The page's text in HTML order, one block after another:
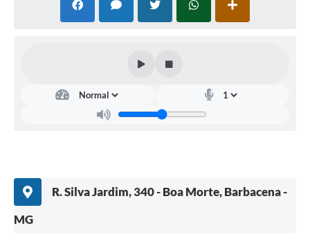
R. Silva Jardim, 340 - Boa Morte, Barbacena -
MG